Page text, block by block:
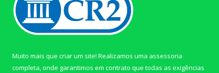
Muito mais que criar um site! Realizamos uma assessoria
completa, onde garantimos em contrato que todas as exigências